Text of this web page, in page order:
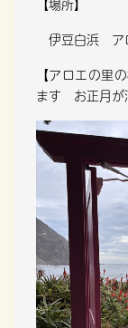
伊豆白浜 ア
【アロエの里
ます お正月が